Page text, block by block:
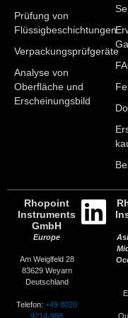
Prüfung von
Flüssigbeschichtungen
Verpackungsprüfgeräte
Analyse von
Oberfläche und
Erscheinungsbild
Rhopoint
Instruments
GmbH
Europe
Am Weiglfeld 28
83629 Weyarn
Deutschland
Telefon:+49 8020
9214-988